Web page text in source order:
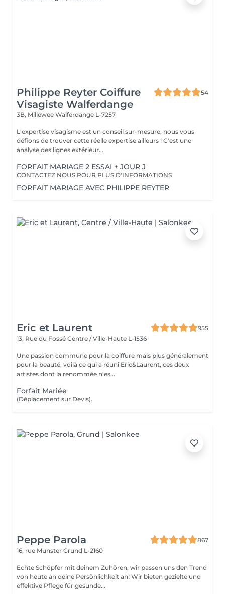
Philippe Reyter Coiffure
Visagiste Walferdange
54
3B, Millewee Walferdange L-7257
L'expertise visagisme est un conseil sur-mesure, nous vous
défions de trouver cette réelle expertise ailleurs ! C'est une
analyse des lignes extérieur...
FORFAIT MARIAGE 2 ESSAI + JOUR J
CONTACTEZ NOUS POUR PLUS D'INFORMATIONS
FORFAIT MARIAGE AVEC PHILIPPE REYTER
Eric et Laurent
955
13, Rue du Fossé Centre / Ville-Haute L-1536
Une passion commune pour la coiffure mais plus généralement
pour la beauté, voilà ce qui a réuni Eric&Laurent, ces deux
artistes dont la renommée n'es...
Forfait Mariée
(Déplacement sur Devis).
Peppe Parola
867
16, rue Munster Grund L-2160
Echte Schöpfer mit deinem Zuhören, wir passen uns den Trend
von heute an deine Persönlichkeit an! Wir bieten gezielte und
effektive Pflege für gesunde...